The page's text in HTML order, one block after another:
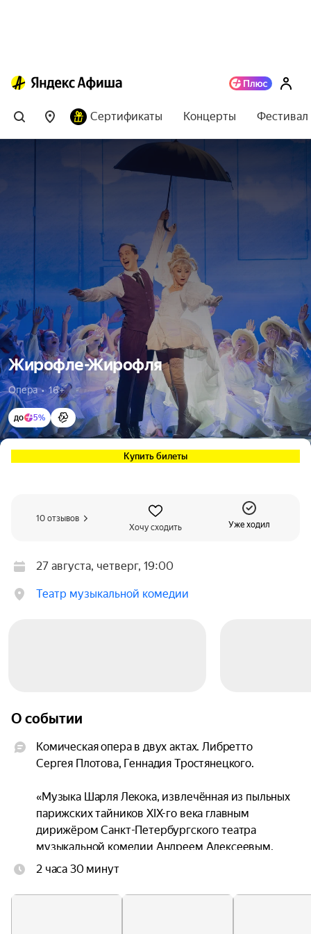
Сертификаты Концерты
Жирофле-Жирофля
Опера  •  16+
до 5%
Купить билеты
10 отзывов
Хочу сходить
Уже ходил
27 августа, четверг, 19:00
Театр музыкальной комедии
О событии
Комическая опера в двух актах. Либретто
Сергея Плотова, Геннадия Тростянецкого.
«Музыка Шарля Лекока, извлечённая из пыльных
парижских тайников XIX-го века главным
дирижёром Санкт-Петербургского театра
музыкальной комедии Андреем Алексеевым,
столь оригинально им оркестрована, что
такую же озорную и забавную историю про двух
2 часа 30 минут